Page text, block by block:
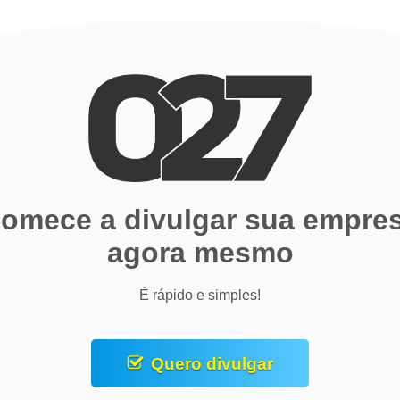
a divulgar sua
agora mesmo
É rápido e simples!
Quero divulgar